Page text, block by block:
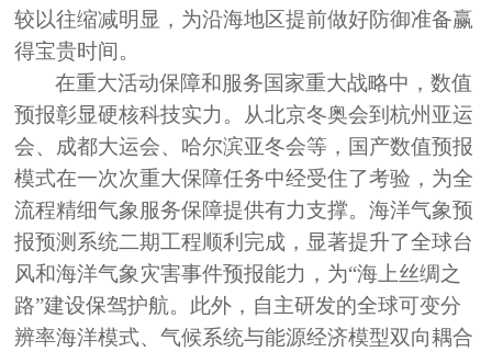
较以往缩减明显，为沿海地区提前做好防御准备赢
得宝贵时间。
在重大活动保障和服务国家重大战略中，数值
预报彰显硬核科技实力。从北京冬奥会到杭州亚运
会、成都大运会、哈尔滨亚冬会等，国产数值预报
模式在一次次重大保障任务中经受住了考验，为全
流程精细气象服务保障提供有力支撑。海洋气象预
报预测系统二期工程顺利完成，显著提升了全球台
风和海洋气象灾害事件预报能力，为“海上丝绸之
路”建设保驾护航。此外，自主研发的全球可变分
辨率海洋模式、气候系统与能源经济模型双向耦合